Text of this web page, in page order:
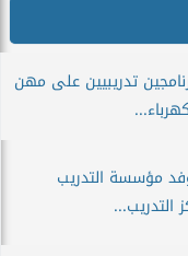
تدريبيين على مهن
مؤسسة التدريب
التدريب...